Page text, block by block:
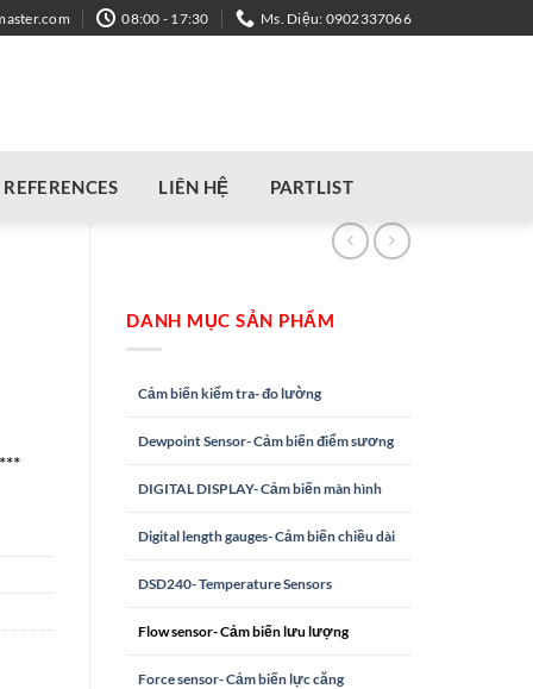
08:00 - 17:30 Ms. Diệu: 0902337066
REFERENCES LIÊN HỆ PARTLIST
DANH MỤC SẢN PHẨM
Cảm biến kiểm tra- đo lường
Dewpoint Sensor- Cảm biến điểm sương
DIGITAL DISPLAY- Cảm biến màn hình
Digital length gauges- Cảm biến chiều dài
DSD240- Temperature Sensors
Flow sensor- Cảm biến lưu lượng
Force sensor- Cảm biến lực căng